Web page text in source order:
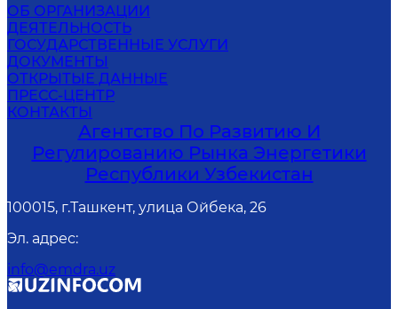
ОБ ОРГАНИЗАЦИИ
ДЕЯТЕЛЬНОСТЬ
ГОСУДАРСТВЕННЫЕ УСЛУГИ
ДОКУМЕНТЫ
ОТКРЫТЫЕ ДАННЫЕ
ПРЕСС-ЦЕНТР
КОНТАКТЫ
Агентство По Развитию И
Регулированию Рынка Энергетики
Республики Узбекистан
100015, г.Ташкент, улица Ойбека, 26
Эл. адрес:
info@emdra.uz